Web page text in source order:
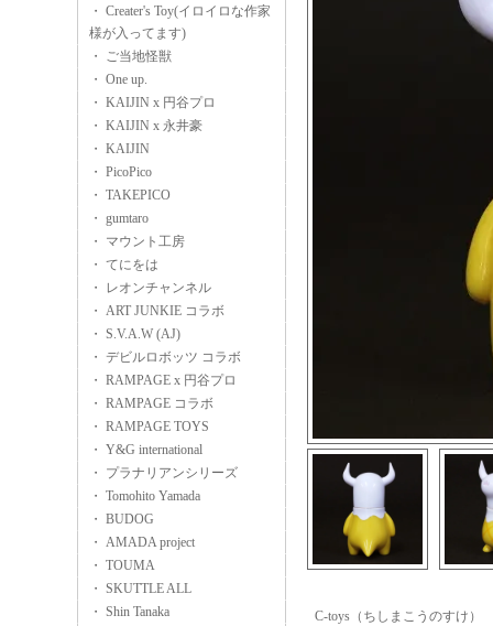
・ Creater's Toy(イロイロな作家
様が入ってます)
・ ご当地怪獣
・ One up.
・ KAIJIN x 円谷プロ
・ KAIJIN x 永井豪
・ KAIJIN
・ PicoPico
・ TAKEPICO
・ gumtaro
・ マウント工房
・ てにをは
・ レオンチャンネル
・ ART JUNKIE コラボ
・ S.V.A.W (AJ)
・ デビルロボッツ コラボ
・ RAMPAGE x 円谷プロ
・ RAMPAGE コラボ
・ RAMPAGE TOYS
・ Y&G international
・ プラナリアンシリーズ
・ Tomohito Yamada
・ BUDOG
・ AMADA project
・ TOUMA
・ SKUTTLE ALL
・ Shin Tanaka
C-toys（ちしまこうのすけ）